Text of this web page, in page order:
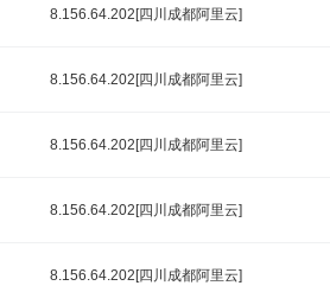
8.156.64.202[四川成都阿里云]
8.156.64.202[四川成都阿里云]
8.156.64.202[四川成都阿里云]
8.156.64.202[四川成都阿里云]
8.156.64.202[四川成都阿里云]